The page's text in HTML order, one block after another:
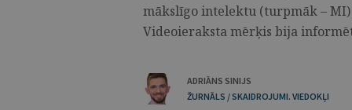
mākslīgo intelektu (turpmāk –
Videoieraksta mērķis bija
ADRIĀNS SINIJS
ŽURNĀLS / SKAIDROJUMI. VIEDOKĻI